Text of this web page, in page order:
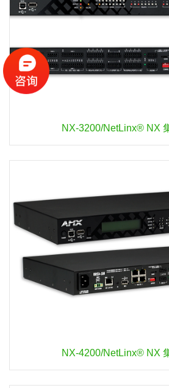
NX-3200/NetLinx® NX
NX-4200/NetLinx® NX